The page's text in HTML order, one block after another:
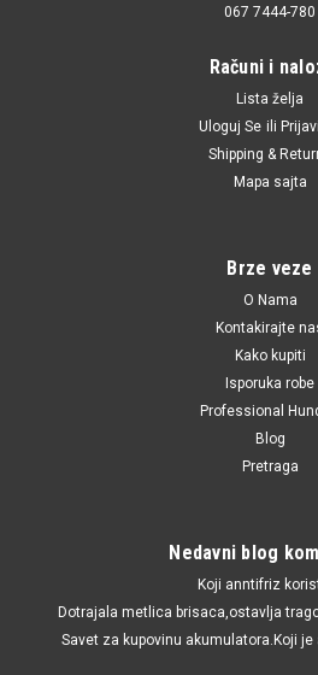
1J0698151 / 1J0698151A /
1J0698151J / 1JE698151B / 5C0698151 /
Kocione plocice prednje
1.2TFSI,1.4/1.6/1.9/2.0
Kocione plocice prednje
1.2TFSI,1.4/1.6/1.9/2.0 TDI,1.4TFSI,1.8
067 7444-780
Računi i
Lista želja
Uloguj Se ili
Shipping &
Mapa sajta
Brze veze
O Nama
Kontakirajte
Kako kupiti
Isporuka robe
Professional
Blog
Pretraga
Nedavni blog
Koji anntifriz
Dotrajala metlica brisaca,ostavlja
Savet za kupovinu akumulatora.Koji